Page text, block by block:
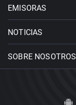
EMISORAS
NOTICIAS
SOBRE NOSOTROS